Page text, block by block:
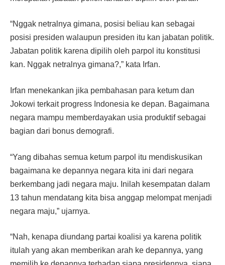
“Nggak netralnya gimana, posisi beliau kan sebagai
posisi presiden walaupun presiden itu kan jabatan politik.
Jabatan politik karena dipilih oleh parpol itu konstitusi
kan. Nggak netralnya gimana?,” kata Irfan.
Irfan menekankan jika pembahasan para ketum dan
Jokowi terkait progress Indonesia ke depan. Bagaimana
negara mampu memberdayakan usia produktif sebagai
bagian dari bonus demografi.
“Yang dibahas semua ketum parpol itu mendiskusikan
bagaimana ke depannya negara kita ini dari negara
berkembang jadi negara maju. Inilah kesempatan dalam
13 tahun mendatang kita bisa anggap melompat menjadi
negara maju,” ujarnya.
“Nah, kenapa diundang partai koalisi ya karena politik
itulah yang akan memberikan arah ke depannya, yang